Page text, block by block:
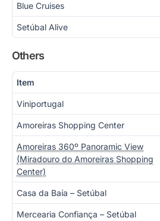
Blue Cruises
Setúbal Alive
Others
Item
Viniportugal
Amoreiras Shopping Center
Amoreiras 360º Panoramic View
(Miradouro do Amoreiras Shopping
Center)
Casa da Baía – Setúbal
Mercearia Confiança – Setúbal